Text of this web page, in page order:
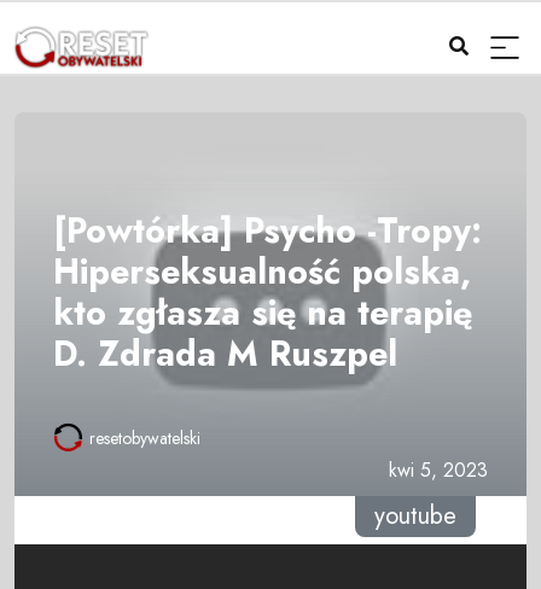
[Powtórka] Psycho -Tropy:
Hiperseksualność polska,
kto zgłasza się na terapię
D. Zdrada M Ruszpel
resetobywatelski
kwi 5, 2023
youtube